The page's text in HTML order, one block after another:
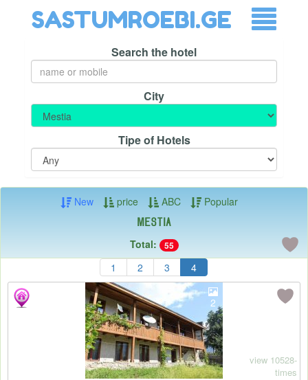
SASTUMROEBI.GE
Search the hotel
City
Tipe of Hotels
New price ABC Popular
Mestia
Total: 55
1 2 3 4
2
view 10528-
times